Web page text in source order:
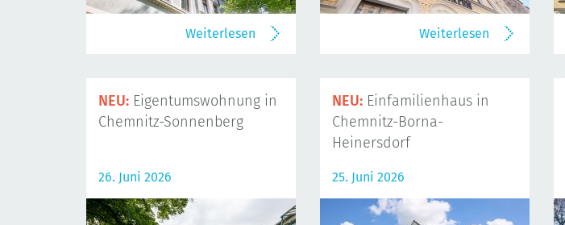
Weiterlesen Weiterlesen
NEU: Eigentumswohnung in
Chemnitz-Sonnenberg
26. Juni 2026
NEU: Einfamilienhaus in
Chemnitz-Borna-
Heinersdorf
25. Juni 2026